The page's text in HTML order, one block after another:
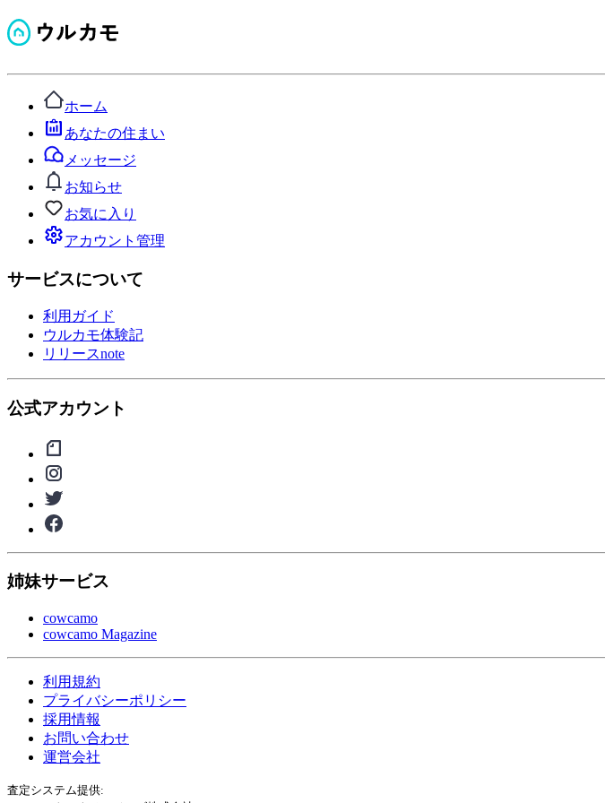
ホーム
あなたの住まい
メッセージ
お知らせ
お気に入り
アカウント管理
サービスについて
利用ガイド
ウルカモ体験記
リリースnote
公式アカウント
姉妹サービス
cowcamo
cowcamo Magazine
利用規約
プライバシーポリシー
採用情報
お問い合わせ
運営会社
査定システム提供: